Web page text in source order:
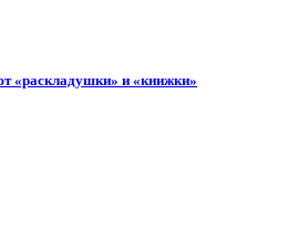
«раскладушки» и «книжки»